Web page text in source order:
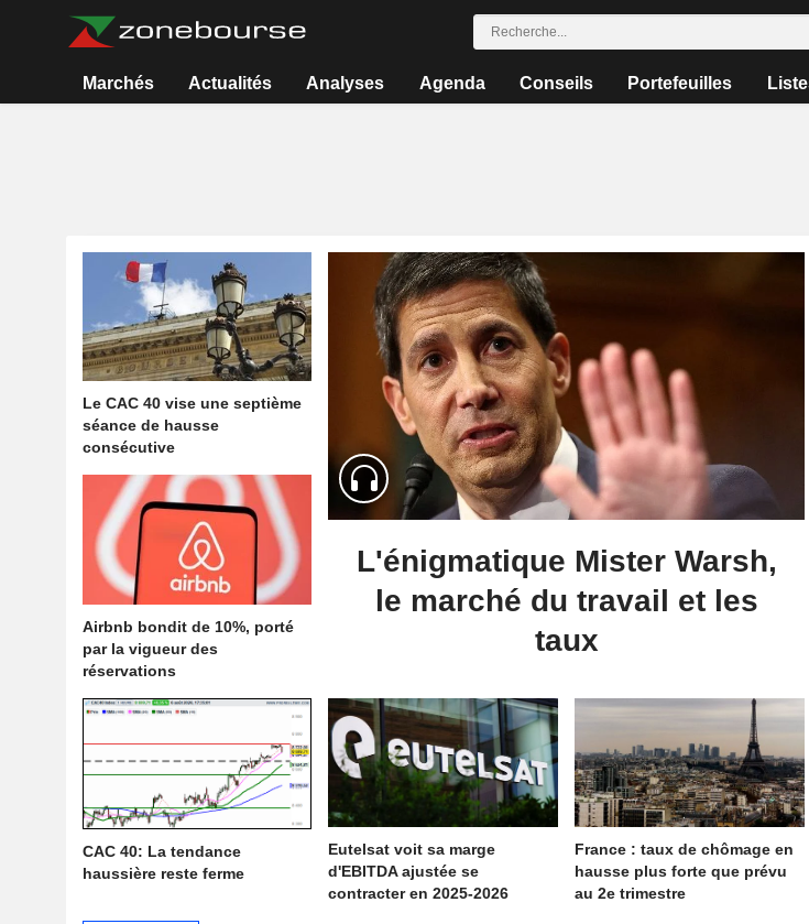
Marchés Actualités Analyses Agenda Conseils Portefeuilles
Le CAC 40 vise une septième
séance de hausse
consécutive
Airbnb bondit de 10%, porté
par la vigueur des
réservations
L'énigmatique Mister Warsh,
le marché du travail et les
taux
CAC 40: La tendance
haussière reste ferme
Eutelsat voit sa marge
d'EBITDA ajustée se
contracter en 2025-2026
France : taux de chômage en
hausse plus forte que prévu
au 2e trimestre